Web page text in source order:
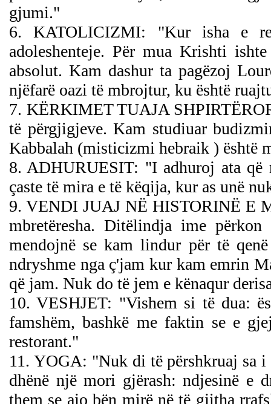
gjumi."
6. KATOLICIZMI: "Kur isha e
adoleshenteje. Për mua Krishti
absolut. Kam dashur ta pagëzoj
njëfarë oazi të mbrojtur, ku është
7. KËRKIMET TUAJA
të përgjigjeve. Kam studiuar
Kabbalah (misticizmi hebraik ) është
8. ADHURUESIT: "I adhuroj ata
çaste të mira e të këqija, kur as unë
9. VENDI JUAJ NË HISTORINË E
mbretëresha. Ditëlindja ime
mendojnë se kam lindur për të
ndryshme nga ç'jam kur kam emrin
që jam. Nuk do të jem e kënaqur
10. VESHJET: "Vishem si të dua:
famshëm, bashkë me faktin se e
restorant."
11. YOGA: "Nuk di të përshkruaj sa
dhënë një mori gjërash: ndjesinë e
them se ajo bën mirë në të gjitha